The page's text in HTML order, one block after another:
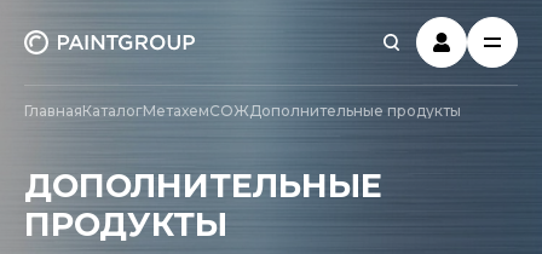
ГлавнаяКаталогМетахемСОЖДополнительные продукты
ДОПОЛНИТЕЛЬНЫЕ
ПРОДУКТЫ